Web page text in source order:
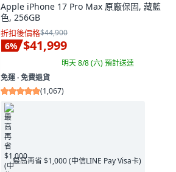
Apple iPhone 17 Pro Max 原廠保固, 藏藍
色, 256GB
折扣後價格$44,900
6% $41,999
明天 8/8 (六)預計送達
免運 ∙ 免費退貨
(1,067)
最高再省 $1,000 (中信LINE Pay Visa卡)